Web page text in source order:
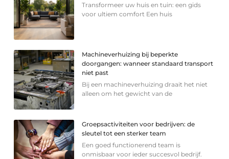
Transformeer uw huis en tuin: een gids
voor ultiem comfort Een huis
Machineverhuizing bij beperkte
doorgangen: wanneer standaard transport
niet past
Bij een machineverhuizing draait het niet
alleen om het gewicht van de
Groepsactiviteiten voor bedrijven: de
sleutel tot een sterker team
Een goed functionerend team is
onmisbaar voor ieder succesvol bedrijf.